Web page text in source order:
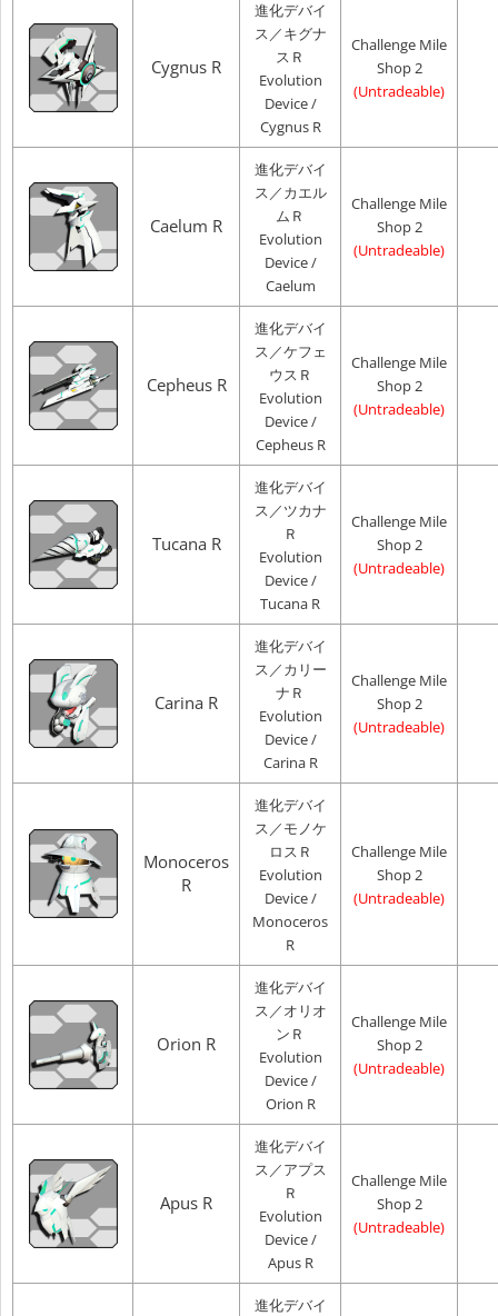
Cygnus R
進化デバイ
ス／キグナ
スＲ
Evolution
Device /
Cygnus R
Challenge Mile
Shop 2
(Untradeable)
Caelum R
進化デバイ
ス／カエル
ムＲ
Evolution
Device /
Caelum
Challenge Mile
Shop 2
(Untradeable)
Cepheus R
進化デバイ
ス／ケフェ
ウスＲ
Evolution
Device /
Cepheus R
Challenge Mile
Shop 2
(Untradeable)
Tucana R
進化デバイ
ス／ツカナ
Ｒ
Evolution
Device /
Tucana R
Challenge Mile
Shop 2
(Untradeable)
Carina R
進化デバイ
ス／カリー
ナＲ
Evolution
Device /
Carina R
Challenge Mile
Shop 2
(Untradeable)
Monoceros
R
進化デバイ
ス／モノケ
ロスＲ
Evolution
Device /
Monoceros
R
Challenge Mile
Shop 2
(Untradeable)
Orion R
進化デバイ
ス／オリオ
ンＲ
Evolution
Device /
Orion R
Challenge Mile
Shop 2
(Untradeable)
Apus R
進化デバイ
ス／アプス
Ｒ
Evolution
Device /
Apus R
Challenge Mile
Shop 2
(Untradeable)
進化デバイ